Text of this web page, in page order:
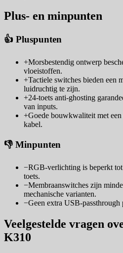
Plus- en minpunten
👍 Pluspunten
+Morsbestendig ontwerp
vloeistoffen.
+Tactiele switches bieden een
luidruchtig te zijn.
+24-toets anti-ghosting
van inputs.
+Goede bouwkwaliteit met
kabel.
👎 Minpunten
−RGB-verlichting is beperkt
toets.
−Membraanswitches zijn
mechanische varianten.
−Geen extra USB-passthrough
Veelgestelde vragen
K310